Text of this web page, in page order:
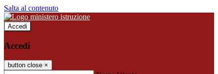
Salta al contenuto
Accedi
Accedi
button close ×